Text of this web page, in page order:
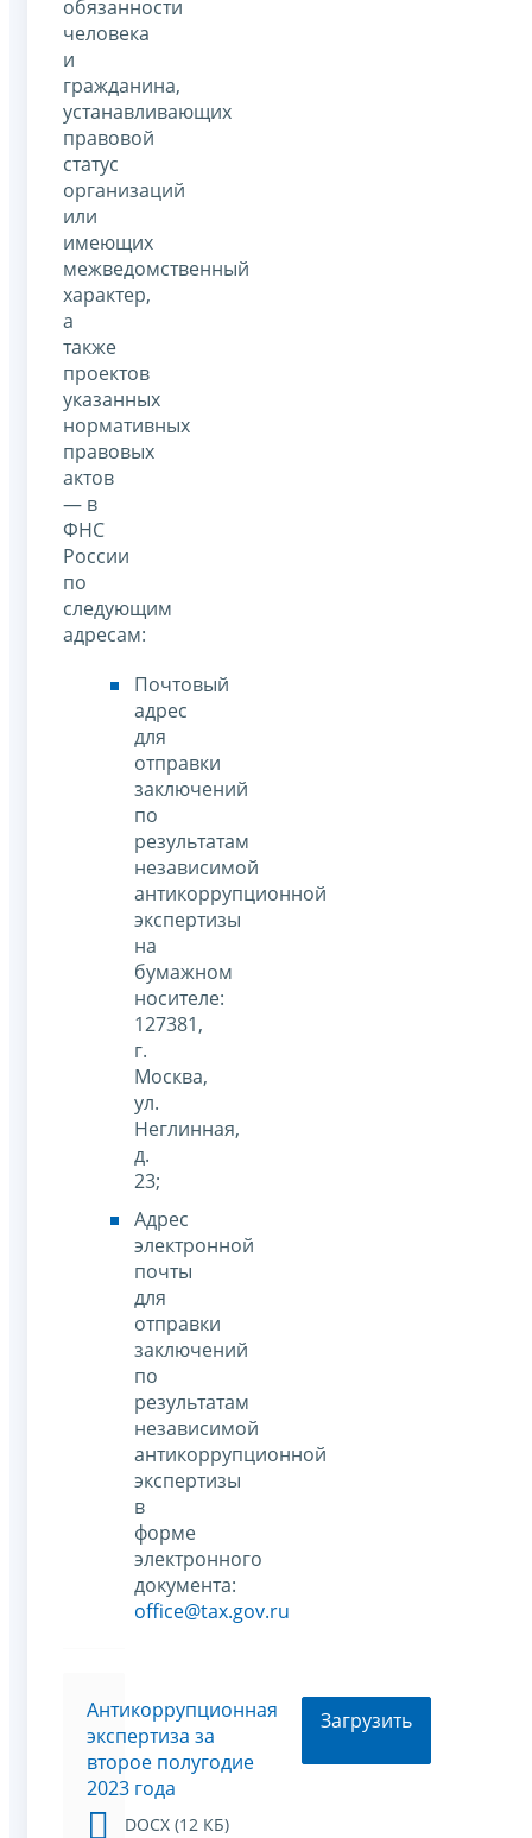
обязанности
человека
и
гражданина,
устанавливающих
правовой
статус
организаций
или
имеющих
межведомственный
характер,
а
также
проектов
указанных
нормативных
правовых
актов
— в
ФНС
России
по
следующим
адресам:
Почтовый
адрес
для
отправки
заключений
по
результатам
независимой
антикоррупционной
экспертизы
на
бумажном
носителе:
127381,
г.
Москва,
ул.
Неглинная,
д.
23;
Адрес
электронной
почты
для
отправки
заключений
по
результатам
независимой
антикоррупционной
экспертизы
в
форме
электронного
документа:
office@tax.gov.ru
Антикоррупционная
экспертиза за
второе полугодие
2023 года
DOCX (12 КБ)
Загрузить